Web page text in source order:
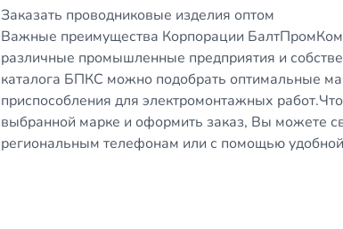
Заказать проводниковые изделия оптом
Важные преимущества Корпорации
различные промышленные предприятия и
каталога БПКС можно подобрать оптимальные
приспособления для электромонтажных
выбранной марке и оформить заказ, Вы можете
региональным телефонам или с помощью